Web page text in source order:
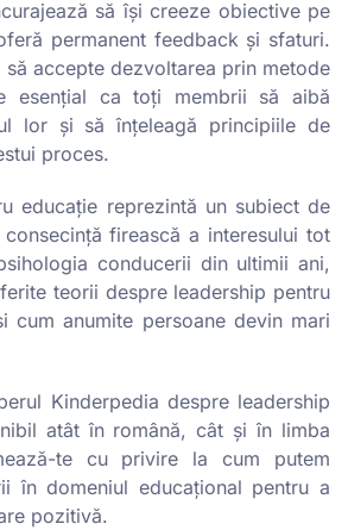
să își creeze obiective pe
permanent feedback și sfaturi.
să accepte dezvoltarea prin metode
esențial ca toți membrii să aibă
lor și să înțeleagă principiile de
proces.
educație reprezintă un subiect de
firească a interesului tot
conducerii din ultimii ani,
teorii despre leadership pentru
cum anumite persoane devin mari
Kinderpedia despre leadership
atât în română, cât și în limba
te cu privire la cum putem
în domeniul educațional pentru a
pozitivă.